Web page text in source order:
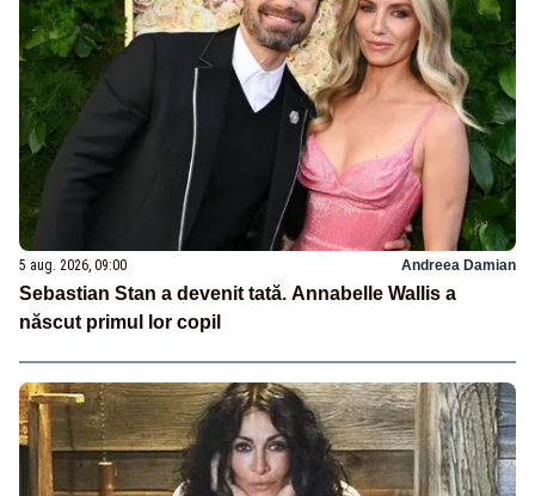
5 aug. 2026, 09:00 Andreea Damian
Sebastian Stan a devenit tată. Annabelle Wallis a
născut primul lor copil